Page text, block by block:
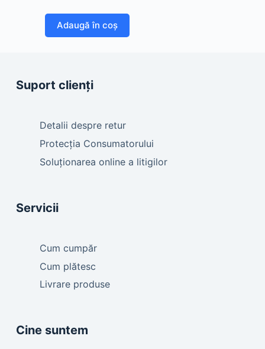
Adaugă în coș
Suport clienți
Detalii despre retur
Protecția Consumatorului
Soluționarea online a litigilor
Servicii
Cum cumpăr
Cum plătesc
Livrare produse
Cine suntem